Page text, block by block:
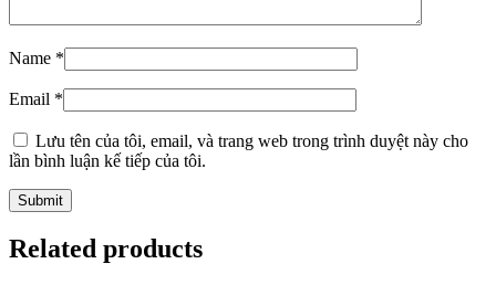
Name *
Email *
Lưu tên của tôi, email, và trang web trong trình duyệt này cho
lần bình luận kế tiếp của tôi.
Related products